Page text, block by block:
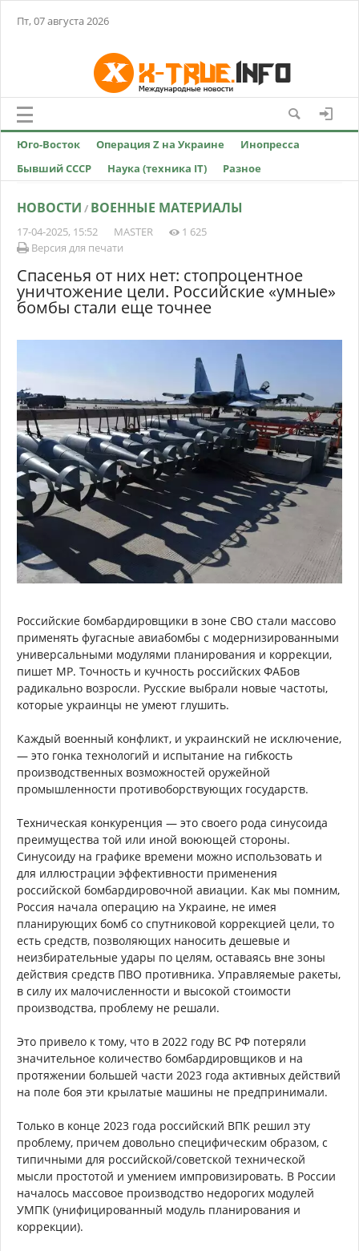
Пт, 07 августа 2026
Юго-Восток Операция Z на Украине
Инопресса
Бывший СССР
Наука (техника IT) Разное
НОВОСТИ / ВОЕННЫЕ МАТЕРИАЛЫ
17-04-2025, 15:52 MASTER
1 625
Версия для печати
Спасенья от них нет: стопроцентное
уничтожение цели. Российские «умные»
бомбы стали еще точнее
Российские бомбардировщики в зоне СВО стали массово
применять фугасные авиабомбы с модернизированными
универсальными модулями планирования и коррекции,
пишет MP. Точность и кучность российских ФАБов
радикально возросли. Русские выбрали новые частоты,
которые украинцы не умеют глушить.
Каждый военный конфликт, и украинский не исключение,
— это гонка технологий и испытание на гибкость
производственных возможностей оружейной
промышленности противоборствующих государств.
Техническая конкуренция — это своего рода синусоида
преимущества той или иной воюющей стороны.
Синусоиду на графике времени можно использовать и
для иллюстрации эффективности применения
российской бомбардировочной авиации. Как мы помним,
Россия начала операцию на Украине, не имея
планирующих бомб со спутниковой коррекцией цели, то
есть средств, позволяющих наносить дешевые и
неизбирательные удары по целям, оставаясь вне зоны
действия средств ПВО противника. Управляемые ракеты,
в силу их малочисленности и высокой стоимости
производства, проблему не решали.
Это привело к тому, что в 2022 году ВС РФ потеряли
значительное количество бомбардировщиков и на
протяжении большей части 2023 года активных действий
на поле боя эти крылатые машины не предпринимали.
Только в конце 2023 года российский ВПК решил эту
проблему, причем довольно специфическим образом, с
типичными для российской/советской технической
мысли простотой и умением импровизировать. В России
началось массовое производство недорогих модулей
УМПК (унифицированный модуль планирования и
коррекции).